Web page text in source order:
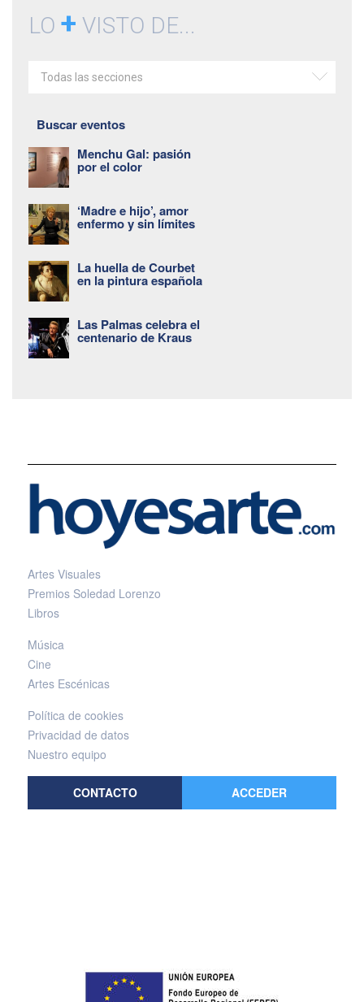
LO + VISTO DE...
Todas las secciones
Buscar eventos
Menchu Gal: pasión
por el color
‘Madre e hijo’, amor
enfermo y sin límites
La huella de Courbet
en la pintura española
Las Palmas celebra el
centenario de Kraus
Artes Visuales
Premios Soledad Lorenzo
Libros
Música
Cine
Artes Escénicas
Política de cookies
Privacidad de datos
Nuestro equipo
CONTACTO ACCEDER